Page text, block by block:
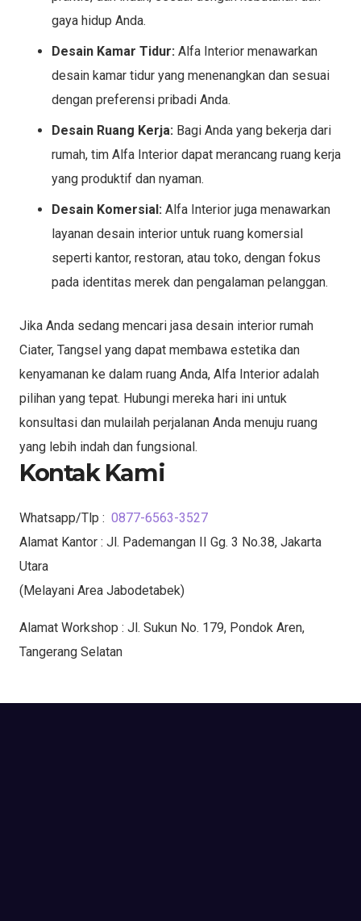
gaya hidup Anda.
Desain Kamar Tidur: Alfa Interior menawarkan
desain kamar tidur yang menenangkan dan sesuai
dengan preferensi pribadi Anda.
Desain Ruang Kerja: Bagi Anda yang bekerja dari
rumah, tim Alfa Interior dapat merancang ruang kerja
yang produktif dan nyaman.
Desain Komersial: Alfa Interior juga menawarkan
layanan desain interior untuk ruang komersial
seperti kantor, restoran, atau toko, dengan fokus
pada identitas merek dan pengalaman pelanggan.
Jika Anda sedang mencari jasa desain interior rumah
Ciater, Tangsel yang dapat membawa estetika dan
kenyamanan ke dalam ruang Anda, Alfa Interior adalah
pilihan yang tepat. Hubungi mereka hari ini untuk
konsultasi dan mulailah perjalanan Anda menuju ruang
yang lebih indah dan fungsional.
Kontak Kami
Whatsapp/Tlp : 0877-6563-3527
Alamat Kantor : Jl. Pademangan II Gg. 3 No.38, Jakarta
Utara
(Melayani Area Jabodetabek)
Alamat Workshop : Jl. Sukun No. 179, Pondok Aren,
Tangerang Selatan